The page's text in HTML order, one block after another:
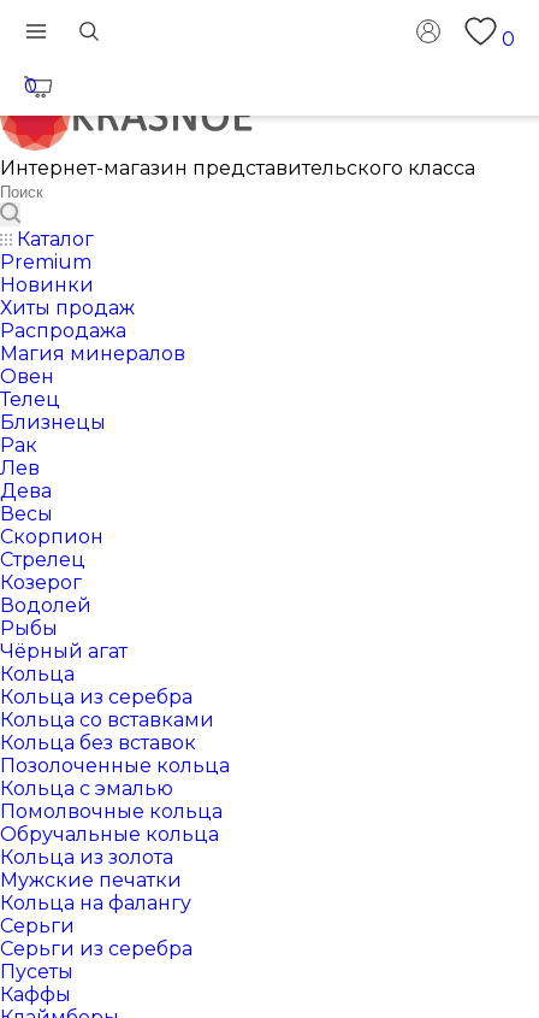
0
0
Интернет-магазин представительского класса
Каталог
Premium
Новинки
Хиты продаж
Распродажа
Магия минералов
Овен
Телец
Близнецы
Рак
Лев
Дева
Весы
Скорпион
Стрелец
Козерог
Водолей
Рыбы
Чёрный агат
Кольца
Кольца из серебра
Кольца со вставками
Кольца без вставок
Позолоченные кольца
Кольца с эмалью
Помолвочные кольца
Обручальные кольца
Кольца из золота
Мужские печатки
Кольца на фалангу
Серьги
Серьги из серебра
Пусеты
Каффы